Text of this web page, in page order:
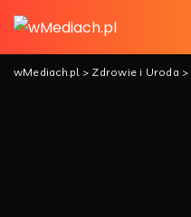
wMediach.pl> Zdrowie i Uroda >